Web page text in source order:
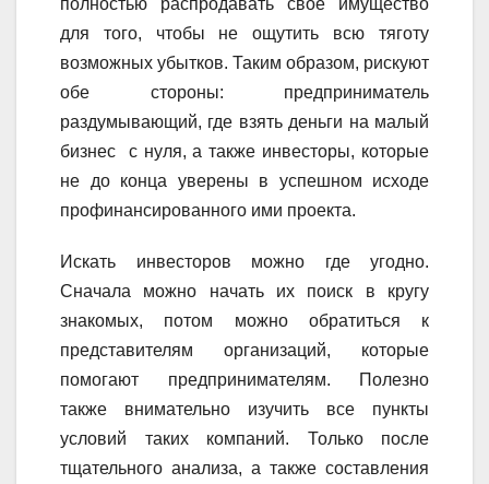
полностью распродавать свое имущество
для того, чтобы не ощутить всю тяготу
возможных убытков. Таким образом, рискуют
обе стороны: предприниматель
раздумывающий, где взять деньги на малый
бизнес с нуля, а также инвесторы, которые
не до конца уверены в успешном исходе
профинансированного ими проекта.
Искать инвесторов можно где угодно.
Сначала можно начать их поиск в кругу
знакомых, потом можно обратиться к
представителям организаций, которые
помогают предпринимателям. Полезно
также внимательно изучить все пункты
условий таких компаний. Только после
тщательного анализа, а также составления